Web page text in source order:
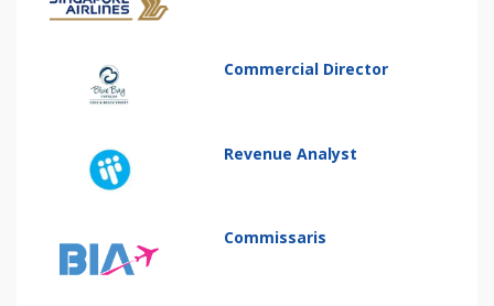
Commercial Director
Revenue Analyst
Commissaris